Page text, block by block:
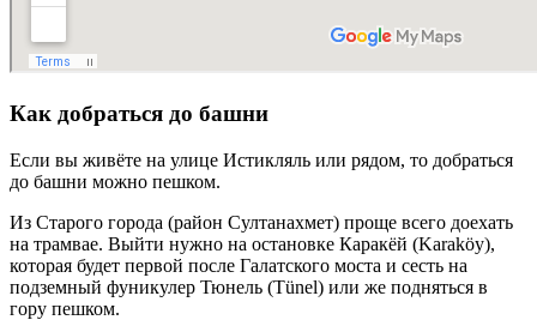
Как добраться до башни
Если вы живёте на улице Истикляль или рядом, то добраться
до башни можно пешком.
Из Старого города (район Султанахмет) проще всего доехать
на трамвае. Выйти нужно на остановке Каракёй (Karaköy),
которая будет первой после Галатского моста и сесть на
подземный фуникулер Тюнель (Tünel) или же подняться в
гору пешком.